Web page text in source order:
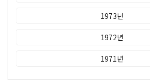
1973년
1972년
1971년